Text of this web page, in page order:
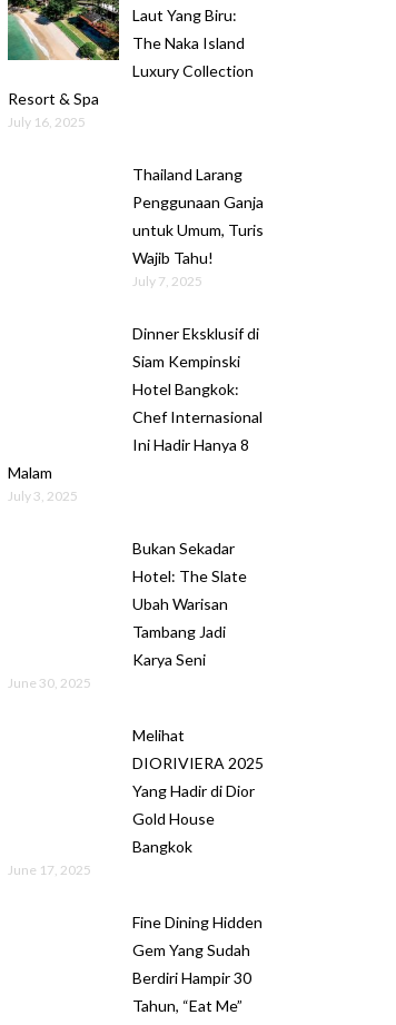
Laut Yang Biru:
The Naka Island
Luxury Collection
Resort & Spa
July 16, 2025
Thailand Larang
Penggunaan Ganja
untuk Umum, Turis
Wajib Tahu!
July 7, 2025
Dinner Eksklusif di
Siam Kempinski
Hotel Bangkok:
Chef Internasional
Ini Hadir Hanya 8
Malam
July 3, 2025
Bukan Sekadar
Hotel: The Slate
Ubah Warisan
Tambang Jadi
Karya Seni
June 30, 2025
Melihat
DIORIVIERA 2025
Yang Hadir di Dior
Gold House
Bangkok
June 17, 2025
Fine Dining Hidden
Gem Yang Sudah
Berdiri Hampir 30
Tahun, “Eat Me”